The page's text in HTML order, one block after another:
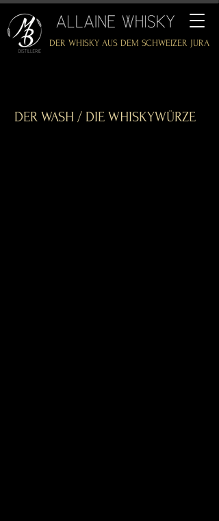
DER WHISKY AUS DEM SCHWEIZER JURA
DER WASH / DIE WHISKYWÜRZE